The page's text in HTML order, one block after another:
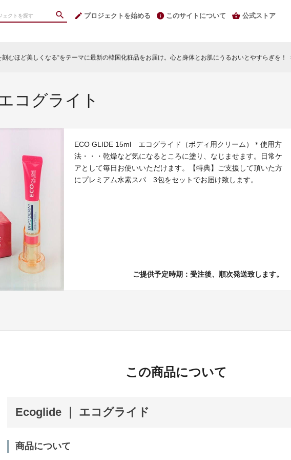
プロジェクトを始める このサイトについて 公式ストア
刻むほど美しくなる“をテーマに最新の韓国化粧品をお届け。心と身体とお肌にうるおいとやすらぎを！
コグライト
ECO GLIDE 15ml エコグライド（ボディ用クリーム）＊使用方
法・・・乾燥など気になるところに塗り、なじませます。日常ケ
アとして毎日お使いいただけます。【特典】ご支援して頂いた方
にプレミアム水素スパ 3包をセットでお届け致します。
ご提供予定時期：受注後、順次発送致します。
この商品について
Ecoglide ｜ エコグライド
商品について